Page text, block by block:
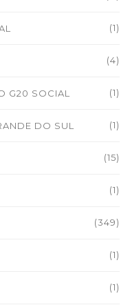
(1)
(4)
G20 SOCIAL (1)
DO SUL (1)
(15)
(1)
(349)
(1)
(1)